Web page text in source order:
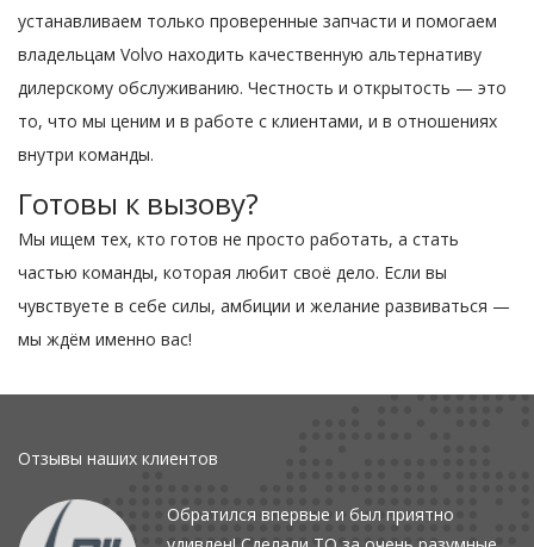
устанавливаем только проверенные запчасти и помогаем
владельцам Volvo находить качественную альтернативу
дилерскому обслуживанию. Честность и открытость — это
то, что мы ценим и в работе с клиентами, и в отношениях
внутри команды.
Готовы к вызову?
Мы ищем тех, кто готов не просто работать, а стать
частью команды, которая любит своё дело. Если вы
чувствуете в себе силы, амбиции и желание развиваться —
мы ждём именно вас!
Отзывы наших клиентов
Обратился впервые и был приятно